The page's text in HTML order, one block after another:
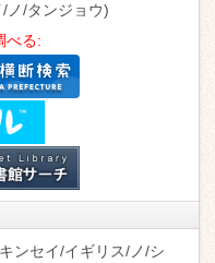
ノ/タンジョウ)
べる:
ンセイ/イギリス/ノ/シ